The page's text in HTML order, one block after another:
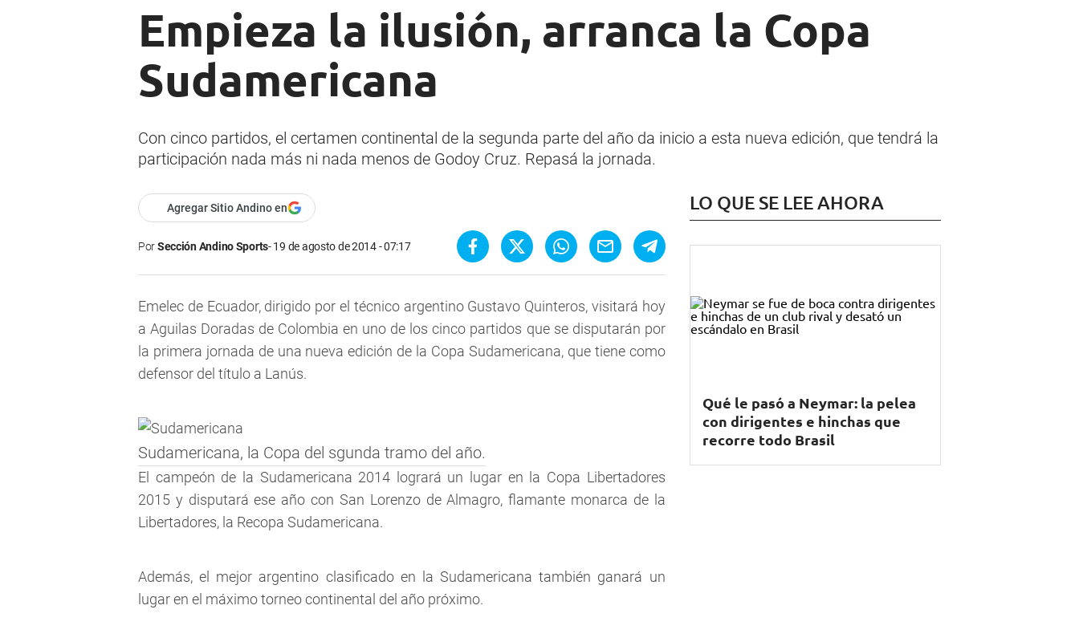
Empieza la ilusión, arranca la Copa
Sudamericana
Con cinco partidos, el certamen continental de la segunda parte del año da inicio a esta nueva edición, que tendrá la
participación nada más ni nada menos de Godoy Cruz. Repasá la jornada.
Agregar Sitio Andino en
PorSección Andino Sports 19 de agosto de 2014 - 07:17
Emelec de Ecuador, dirigido por el técnico argentino Gustavo Quinteros, visitará hoy
a Aguilas Doradas de Colombia en uno de los cinco partidos que se disputarán por
la primera jornada de una nueva edición de la Copa Sudamericana, que tiene como
defensor del título a Lanús.
Sudamericana, la Copa del sgunda tramo del año.
El campeón de la Sudamericana 2014 logrará un lugar en la Copa Libertadores
2015 y disputará ese año con San Lorenzo de Almagro, flamante monarca de la
Libertadores, la Recopa Sudamericana.
Además, el mejor argentino clasificado en la Sudamericana también ganará un
lugar en el máximo torneo continental del año próximo.
LO QUE SE LEE AHORA
Qué le pasó a Neymar: la pelea
con dirigentes e hinchas que
recorre todo Brasil